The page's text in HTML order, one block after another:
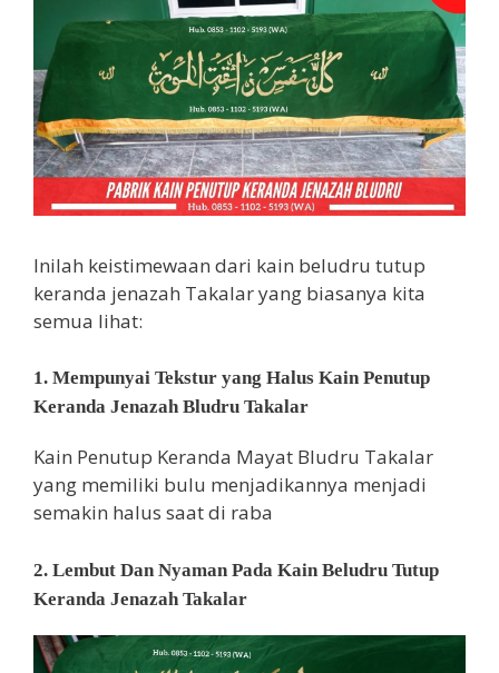
Inilah keistimewaan dari kain beludru tutup
keranda jenazah Takalar yang biasanya kita
semua lihat:
1. Mempunyai Tekstur yang Halus Kain Penutup
Keranda Jenazah Bludru Takalar
Kain Penutup Keranda Mayat Bludru Takalar
yang memiliki bulu menjadikannya menjadi
semakin halus saat di raba
2. Lembut Dan Nyaman Pada Kain Beludru Tutup
Keranda Jenazah Takalar